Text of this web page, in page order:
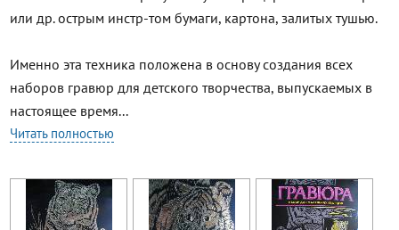
или др. острым инстр-том бумаги, картона, залитых тушью.
Именно эта техника положена в основу создания всех
наборов гравюр для детского творчества, выпускаемых в
настоящее время...
Читать полностью